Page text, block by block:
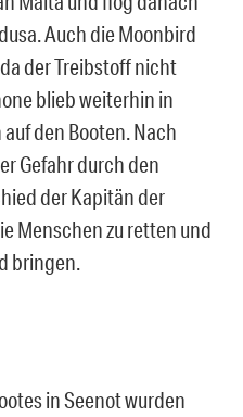
Auch die Moonbird
der Treibstoff nicht
blieb weiterhin in
den Booten. Nach
Gefahr durch den
der Kapitän der
Menschen zu retten und
bringen.
in Seenot wurden